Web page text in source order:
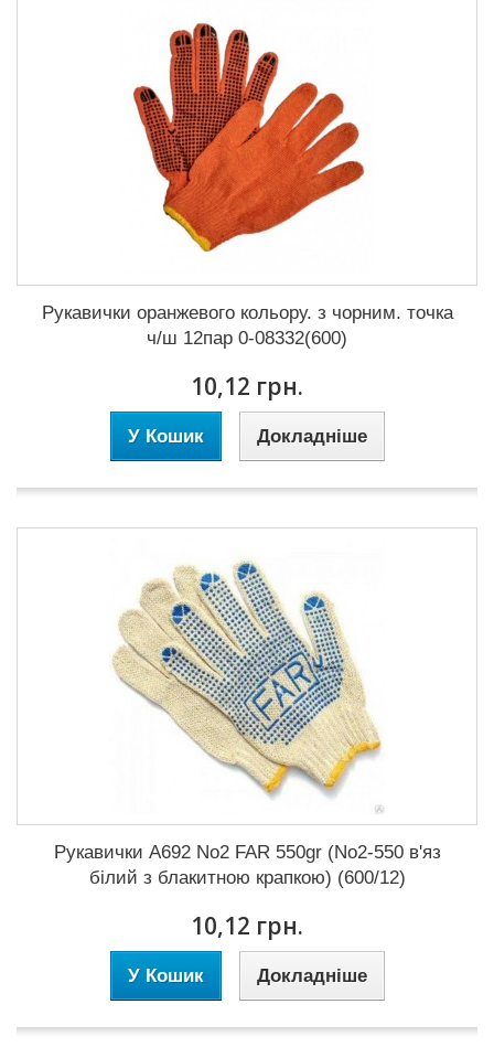
Рукавички оранжевого кольору. з чорним. точка
ч/ш 12пар 0-08332(600)
10,12 грн.
У Кошик Докладніше
Рукавички A692 No2 FAR 550gr (No2-550 в'яз
білий з блакитною крапкою) (600/12)
10,12 грн.
У Кошик Докладніше